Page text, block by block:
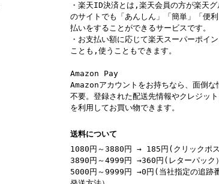
・楽天ID決済とは,楽天会員の方が楽天
のサイトでも「あんしん」「簡単」「便
払いをすることができるサービスです。
・お支払い額に応じて楽天スーパーポイ
ことも,使うこともできます。
Amazon Pay
Amazonアカウントをお持ちなら、面倒な
不要。登録された配送先情報やクレジッ
を利用してお買い物できます。
送料について
1080円～3880円 → 185円(クリックポス
3890円～4999円 →360円(レターパック）
5000円～9999円 →0円(当社指定の追跡